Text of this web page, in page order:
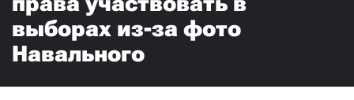
выборах из-за фото
Навального